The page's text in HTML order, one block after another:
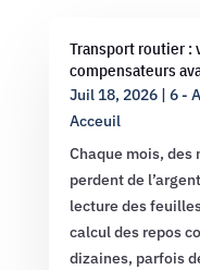
Transport routier :
compensateurs
Juil 18, 2026| 6 -
Acceuil
Chaque mois,
perdent de
lecture des
calcul des repos
dizaines, parfois